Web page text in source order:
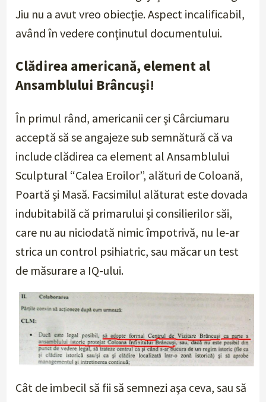
Jiu nu a avut vreo obiecţie. Aspect incalificabil,
având în vedere conţinutul documentului.
Clădirea americană, element al
Ansamblului Brâncuşi!
În primul rând, americanii cer şi Cârciumaru
acceptă să se angajeze sub semnătură că va
include clădirea ca element al Ansamblului
Sculptural “Calea Eroilor”, alături de Coloană,
Poartă şi Masă. Facsimilul alăturat este dovada
indubitabilă că primarului şi consilierilor săi,
care nu au niciodată nimic împotrivă, nu le-ar
strica un control psihiatric, sau măcar un test
de măsurare a IQ-ului.
Cât de imbecil să fii să semnezi aşa ceva, sau să